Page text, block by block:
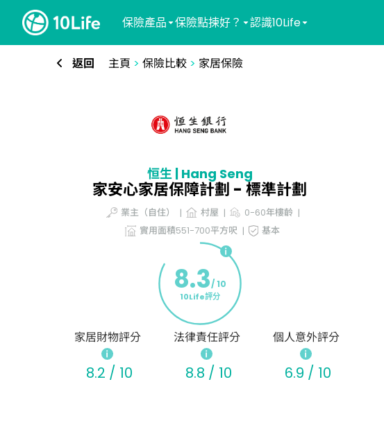
保險產品 保險點揀好？ 認識10Life
返回 主頁 > 保險比較> 家居保險
恒生 | Hang Seng
家安心家居保障計劃 - 標準計劃
業主（自住） 村屋
0-60年樓齡
實用面積551-700平方呎
基本
8.3/ 10
10Life評分
家居財物評分
8.2 / 10
法律責任評分
8.8 / 10
個人意外評分
6.9 / 10